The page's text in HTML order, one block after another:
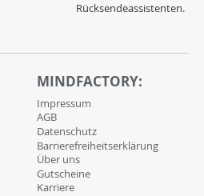
Rücksendeassistenten.
MINDFACTORY:
Impressum
AGB
Datenschutz
Barrierefreiheitserklärung
Über uns
Gutscheine
Karriere